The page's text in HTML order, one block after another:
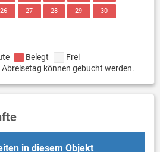
26 27 28 29 30
Belegt
Frei
Abreisetag können gebucht werden.
in diesem Objekt